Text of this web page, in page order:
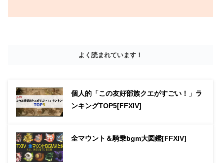
よく読まれています！
個人的「この友好部族クエがすごい！」ラ
ンキングTOP5[FFXIV]
全マウント＆騎乗bgm大図鑑[FFXIV]